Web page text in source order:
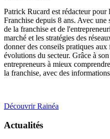
Patrick Rucard est rédacteur pour
Franchise depuis 8 ans. Avec
de la franchise et de
marché et les stratégies des
donner des conseils pratiques
évolutions du secteur. Grâce à
entrepreneurs à mieux
la franchise, avec des
Découvrir Rainéa
Actualités